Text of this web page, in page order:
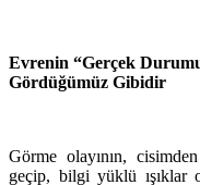
Evrenin “Gerçek
Gördüğümüz Gibidir
Görme olayının,
geçip, bilgi yüklü ışıklar